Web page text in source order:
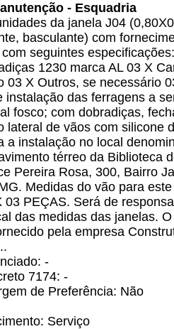
- Esquadria
da janela J04
basculante) com
seguintes
1230 marca AL 03 X
03 X Outros, se necessário
instalação das ferragens a
fosco; com dobradiças,
lateral de vãos com silicone
a instalação no local
térreo da Biblioteca
Pereira Rosa, 300, Bairro
Medidas do vão para
03 PEÇAS. Será de
das medidas das janelas.
pela empresa
-
7174: -
de Preferência: Não
Serviço